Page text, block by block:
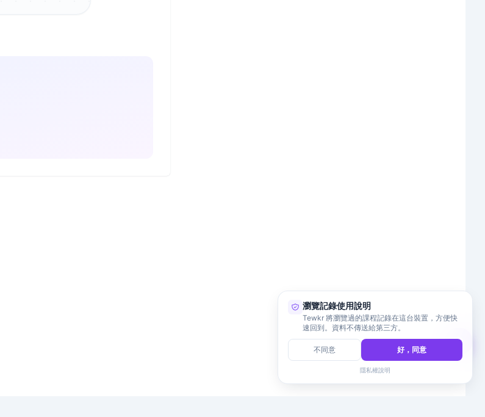
瀏覽記錄使用說明
Tewkr 將瀏覽過的課程記錄在這台裝置，方便快
速回到。資料不傳送給第三方。
不同意 好，同意
隱私權說明